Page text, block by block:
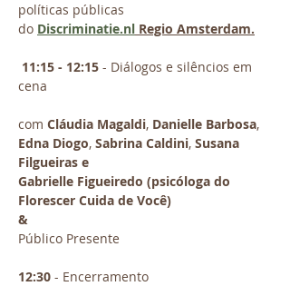
políticas públicas
do Discriminatie.nl Regio Amsterdam.
11:15 - 12:15 - Diálogos e silêncios em
cena
com Cláudia Magaldi, Danielle Barbosa,
Edna Diogo, Sabrina Caldini, Susana
Filgueiras e
Gabrielle Figueiredo (psicóloga do
Florescer Cuida de Você)
&
Público Presente
12:30 - Encerramento